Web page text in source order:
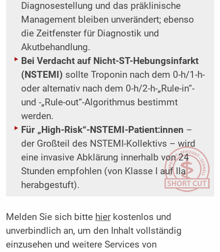
Diagnosestellung und das präklinische
Management bleiben unverändert; ebenso
die Zeitfenster für Diagnostik und
Akutbehandlung.
Bei Verdacht auf Nicht-ST-Hebungsinfarkt
(NSTEMI) sollte Troponin nach dem 0-h/1-h-
oder alternativ nach dem 0-h/2-h-„Rule-in“-
und -„Rule-out“-Algorithmus bestimmt
werden.
Für „High-Risk“-NSTEMI-Patient:innen –
der Großteil des NSTEMI-Kollektivs – wird
eine invasive Abklärung innerhalb von 24
Stunden empfohlen (von Klasse I auf IIa
herabgestuft).
Melden Sie sich bitte hierkostenlos und
unverbindlich an, um den Inhalt vollständig
einzusehen und weitere Services von